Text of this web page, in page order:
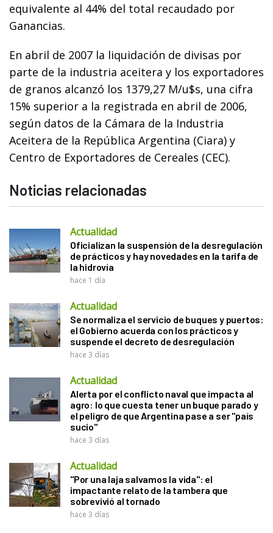
equivalente al 44% del total recaudado por
Ganancias.
En abril de 2007 la liquidación de divisas por
parte de la industria aceitera y los exportadores
de granos alcanzó los 1379,27 M/u$s, una cifra
15% superior a la registrada en abril de 2006,
según datos de la Cámara de la Industria
Aceitera de la República Argentina (Ciara) y
Centro de Exportadores de Cereales (CEC).
Noticias relacionadas
Actualidad
Oficializan la suspensión de la desregulación
de prácticos y hay novedades en la tarifa de
la hidrovía
hace 1 día
Actualidad
Se normaliza el servicio de buques y puertos:
el Gobierno acuerda con los prácticos y
suspende el decreto de desregulación
hace 3 días
Actualidad
Alerta por el conflicto naval que impacta al
agro: lo que cuesta tener un buque parado y
el peligro de que Argentina pase a ser "país
sucio"
hace 3 días
Actualidad
"Por una laja salvamos la vida": el
impactante relato de la tambera que
sobrevivió al tornado
hace 3 días